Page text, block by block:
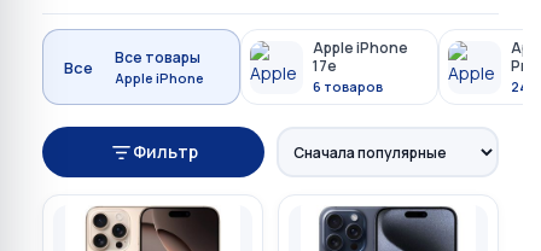
Все Все товары
Apple iPhone
Apple iPhone
17e
6 товаров
Pro
24
Фильтр